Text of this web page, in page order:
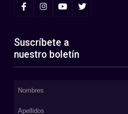
Suscríbete a
nuestro boletín